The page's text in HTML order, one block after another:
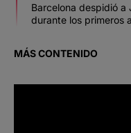
Barcelona despidió
durante los primeros
MÁS CONTENIDO